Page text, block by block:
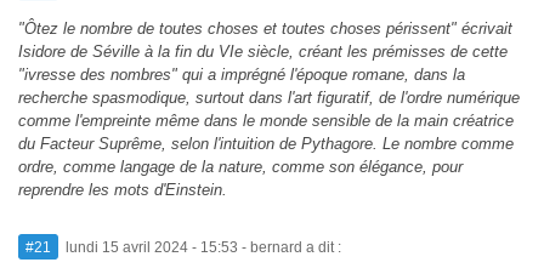
"Ôtez le nombre de toutes choses et toutes choses périssent" écrivait
Isidore de Séville à la fin du VIe siècle, créant les prémisses de cette
"ivresse des nombres" qui a imprégné l'époque romane, dans la
recherche spasmodique, surtout dans l'art figuratif, de l'ordre numérique
comme l'empreinte même dans le monde sensible de la main créatrice
du Facteur Suprême, selon l'intuition de Pythagore. Le nombre comme
ordre, comme langage de la nature, comme son élégance, pour
reprendre les mots d'Einstein.
#21 lundi 15 avril 2024 - 15:53 - bernard a dit :